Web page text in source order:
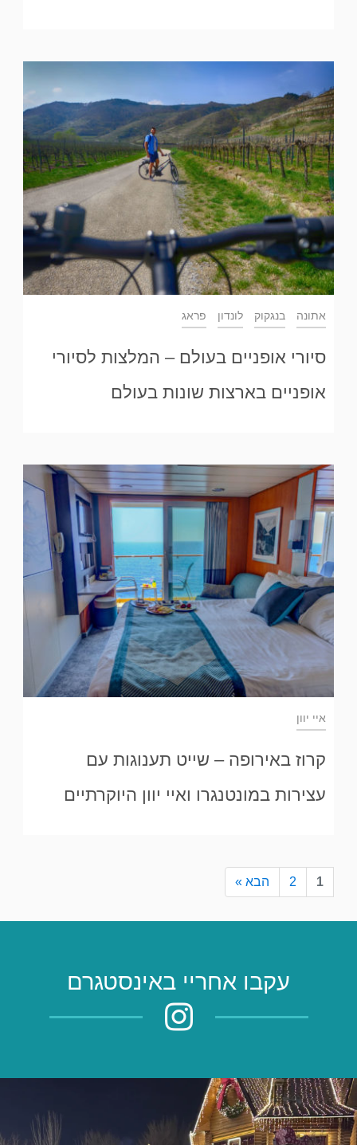
אתונה בנגקוק לונדון פראג
סיורי אופניים בעולם – המלצות לסיורי
אופניים בארצות שונות בעולם
איי יוון
קרוז באירופה – שייט תענוגות עם
עצירות במונטנגרו ואיי יוון היוקרתיים
1
2 הבא »
עקבו אחריי באינסטגרם